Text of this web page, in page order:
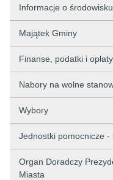
Informacje o
Majątek Gminy
Finanse, podatki i opłaty
Nabory na wolne
Wybory
Jednostki pomocnicze
Organ Doradczy
Miasta